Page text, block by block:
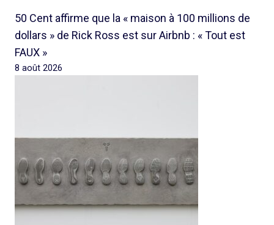
50 Cent affirme que la « maison à 100 millions de
dollars » de Rick Ross est sur Airbnb : « Tout est
FAUX »
8 août 2026